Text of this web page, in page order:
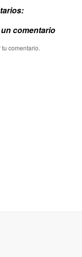
comentario
tu comentario.